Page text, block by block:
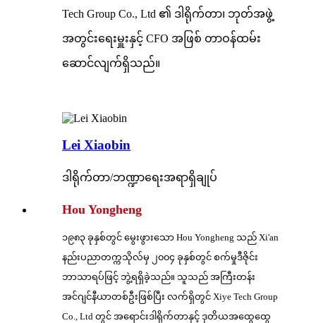
Tech Group Co., Ltd ၏ ဒါရိုက်တာ၊ ဘုတ်အဖွဲ့
အတွင်းရေးမှူးနှင့် CFO အဖြစ် တာဝန်ထမ်း
ဆောင်လျက်ရှိသည်။
Lei Xiaobin
ဒါရိုက်တာ/ဘဏ္ဍာရေးအရာရှိချုပ်
Hou Yongheng
၁၉၈၃ ခုနှစ်တွင် မွေးဖွားသော Hou Yongheng သည် Xi'an
နည်းပညာတက္ကသိုလ်မှ ၂၀၀၄ ခုနှစ်တွင် စက်မှုဒီဇိုင်း
ဘာသာရပ်ဖြင့် ဘွဲ့ရရှိခဲ့သည်။ သူသည် အကြီးတန်း
အင်ဂျင်နီယာတစ်ဦးဖြစ်ပြီး လက်ရှိတွင် Xiye Tech Group
Co., Ltd တွင် အရောင်းဒါရိုက်တာနှင့် ဒုတိယအထွေထွေ